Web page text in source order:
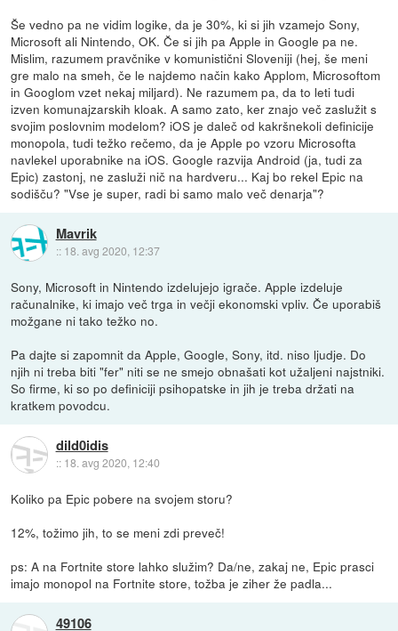
Še vedno pa ne vidim logike, da je 30%, ki si jih vzamejo Sony,
Microsoft ali Nintendo, OK. Če si jih pa Apple in Google pa ne.
Mislim, razumem pravčnike v komunistični Sloveniji (hej, še meni
gre malo na smeh, če le najdemo način kako Applom, Microsoftom
in Googlom vzet nekaj miljard). Ne razumem pa, da to leti tudi
izven komunajzarskih kloak. A samo zato, ker znajo več zaslužit s
svojim poslovnim modelom? iOS je daleč od kakršnekoli definicije
monopola, tudi težko rečemo, da je Apple po vzoru Microsofta
navlekel uporabnike na iOS. Google razvija Android (ja, tudi za
Epic) zastonj, ne zasluži nič na hardveru... Kaj bo rekel Epic na
sodišču? "Vse je super, radi bi samo malo več denarja"?
Mavrik
:: 18. avg 2020, 12:37
Sony, Microsoft in Nintendo izdelujejo igrače. Apple izdeluje
računalnike, ki imajo več trga in večji ekonomski vpliv. Če uporabiš
možgane ni tako težko no.
Pa dajte si zapomnit da Apple, Google, Sony, itd. niso ljudje. Do
njih ni treba biti "fer" niti se ne smejo obnašati kot užaljeni najstniki.
So firme, ki so po definiciji psihopatske in jih je treba držati na
kratkem povodcu.
dild0idis
:: 18. avg 2020, 12:40
Koliko pa Epic pobere na svojem storu?
12%, tožimo jih, to se meni zdi preveč!
ps: A na Fortnite store lahko služim? Da/ne, zakaj ne, Epic prasci
imajo monopol na Fortnite store, tožba je ziher že padla...
49106